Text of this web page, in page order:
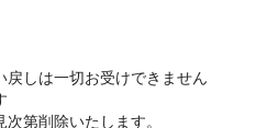
戻しは一切お受けできません
第削除いたします。